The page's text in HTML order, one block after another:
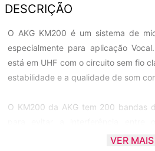
DESCRIÇÃO
O AKG KM200 é um sistema de
especialmente para aplicação
está em UHF com o circuito sem fio
estabilidade e a qualidade de som
O KM200 da AKG tem 200 bandas
Karaoke Club. A tecnologiaVER MAIS